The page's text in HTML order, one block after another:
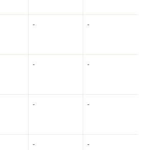
- -
- -
- -
- -